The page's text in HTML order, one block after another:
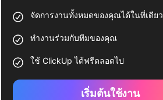
จัดการงานทั้งหมดของคุณได้ในที่เดียว
ทำงานร่วมกับทีมของคุณ
ใช้ ClickUp ได้ฟรีตลอดไป
เริ่มต้นใช้งาน